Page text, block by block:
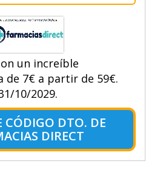
un increíble
de 7€ a partir de 59€.
10/2029.
CÓDIGO DTO. DE
DIRECT